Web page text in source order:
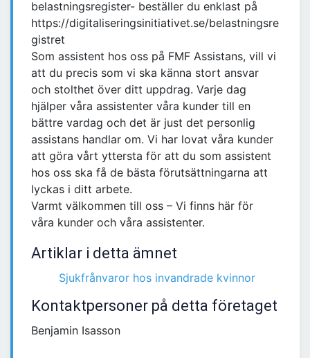
belastningsregister- beställer du enklast på
https://digitaliseringsinitiativet.se/belastningsre
gistret
Som assistent hos oss på FMF Assistans, vill vi
att du precis som vi ska känna stort ansvar
och stolthet över ditt uppdrag. Varje dag
hjälper våra assistenter våra kunder till en
bättre vardag och det är just det personlig
assistans handlar om. Vi har lovat våra kunder
att göra vårt yttersta för att du som assistent
hos oss ska få de bästa förutsättningarna att
lyckas i ditt arbete.
Varmt välkommen till oss – Vi finns här för
våra kunder och våra assistenter.
Artiklar i detta ämnet
Sjukfrånvaror hos invandrade kvinnor
Kontaktpersoner på detta företaget
Benjamin Isasson